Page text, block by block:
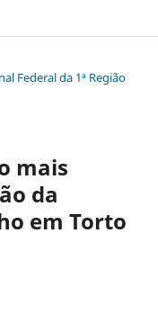
Federal da 1ª Região
mais
da
em Torto